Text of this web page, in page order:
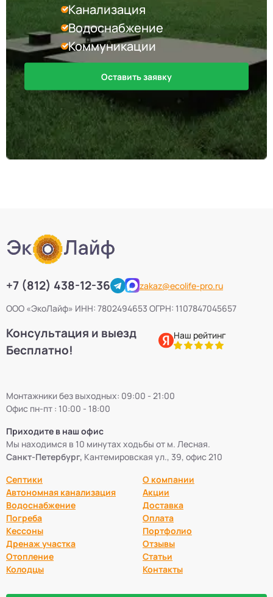
Канализация
Водоснабжение
Коммуникации
Оставить заявку
+7 (812) 438-12-36
zakaz@ecolife-pro.ru
ООО «ЭкоЛайф» ИНН: 7802494653 ОГРН: 1107847045657
Консультация и выезд
Бесплатно!
Наш рейтинг
Монтажники без выходных: 09:00 - 21:00
Офис пн-пт : 10:00 - 18:00
Приходите в наш офис
Мы находимся в 10 минутах ходьбы от м. Лесная.
Санкт-Петербург, Кантемировская ул., 39, офис 210
Септики
Автономная канализация
Водоснабжение
Погреба
Кессоны
Дренаж участка
Отопление
Колодцы
О компании
Акции
Доставка
Оплата
Портфолио
Отзывы
Статьи
Контакты